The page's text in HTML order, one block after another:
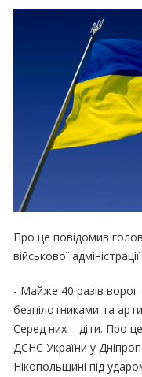
Про це повідомив
військової
- Майже 40 разів ворог
безпілотниками та
Серед них – діти. Про
ДСНС України у
Нікопольщині під